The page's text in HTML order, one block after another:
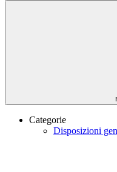
Categorie
Disposizioni